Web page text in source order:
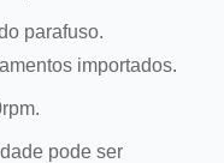
parafuso.
importados.
pode ser